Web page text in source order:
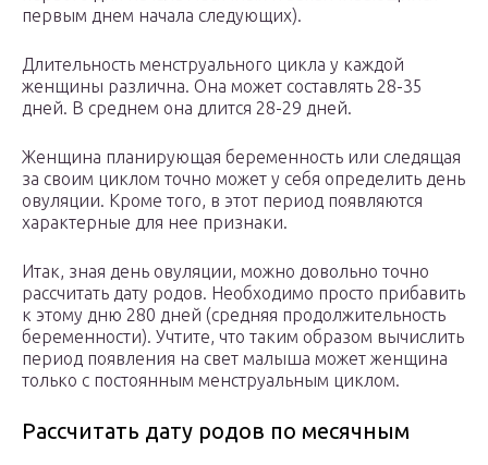
первым днем начала следующих).
Длительность менструального цикла у каждой
женщины различна. Она может составлять 28-35
дней. В среднем она длится 28-29 дней.
Женщина планирующая беременность или следящая
за своим циклом точно может у себя определить день
овуляции. Кроме того, в этот период появляются
характерные для нее признаки.
Итак, зная день овуляции, можно довольно точно
рассчитать дату родов. Необходимо просто прибавить
к этому дню 280 дней (средняя продолжительность
беременности). Учтите, что таким образом вычислить
период появления на свет малыша может женщина
только с постоянным менструальным циклом.
Рассчитать дату родов по месячным